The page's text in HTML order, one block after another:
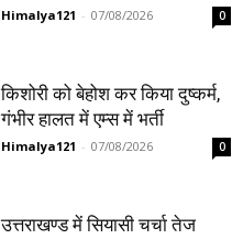
Himalya121 - 07/08/2026 0
किशोरी को बेहोश कर किया दुष्कर्म,
गंभीर हालत में एम्स में भर्ती
Himalya121 - 07/08/2026 0
उत्तराखण्ड में सियासी चर्चा तेज